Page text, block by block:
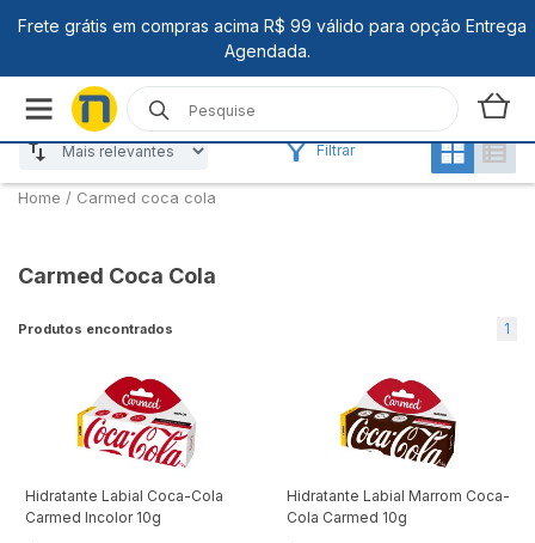
Filtrar
Home / Carmed coca cola
Carmed Coca Cola
Produtos encontrados 1
Hidratante Labial Coca-Cola
Carmed Incolor 10g
Hidratante Labial Marrom Coca-
Cola Carmed 10g